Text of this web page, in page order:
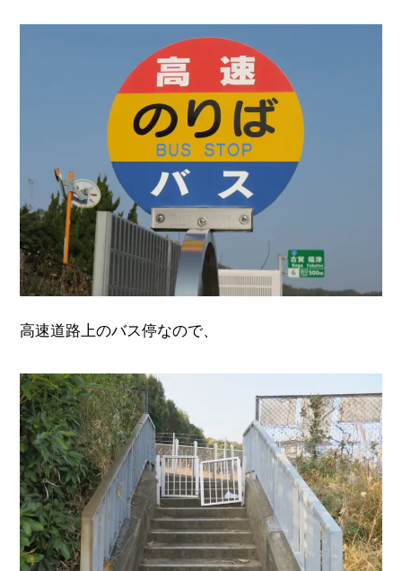
高速道路上のバス停なので、